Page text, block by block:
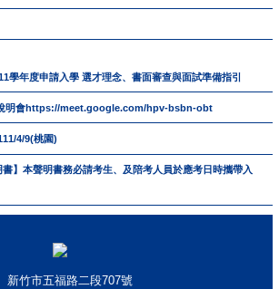
學年度申請入學 選才理念、書面審查與面試準備指引
明會https://meet.google.com/hpv-bsbn-obt
4/9(桃園)
書】本聲明書務必請考生、及陪考人員於應考日時攜帶入
新竹市五福路二段707號